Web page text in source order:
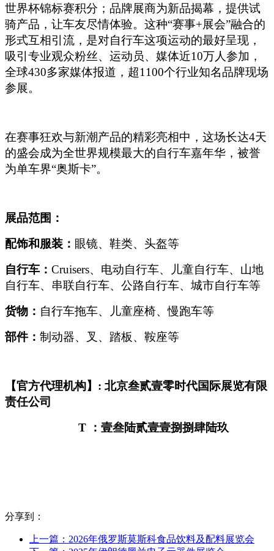
世界杯锦标赛积分；品牌展商为新品揭幕，提供试
骑产品，让车友尽情体验。这种“赛事+展会”融合的
形式互相引流，是对自行车这项运动的最好呈现，
吸引专业观众粉丝、运动员、媒体近10万人参加，
全球430多家媒体报道，超1100个行业知名品牌现场
参展。
在赛事狂欢与新潮产品的精彩亮相中，这场长达4天
的盛会成为全世界规模最大的自行车嘉年华，被誉
为单车界“奥斯卡”。
展品范围：
配饰和服装： 眼镜、鞋类、头盔等
自行车： Cruisers、电动自行车、儿童自行车、山地
自行车、串联自行车、公路自行车、城市自行车等
货物： 自行车拖车、儿童座椅、慢跑车等
部件： 制动器、叉、踏板、鞍座等
【官方代理机构】: 北京叁贰壹零时代国际展览有限
责任公司
T
：壹叁陆贰壹壹捌捌肆陆玖
分享到：
上一篇：2026年俄罗斯莫斯科食品饮料及配料展览会